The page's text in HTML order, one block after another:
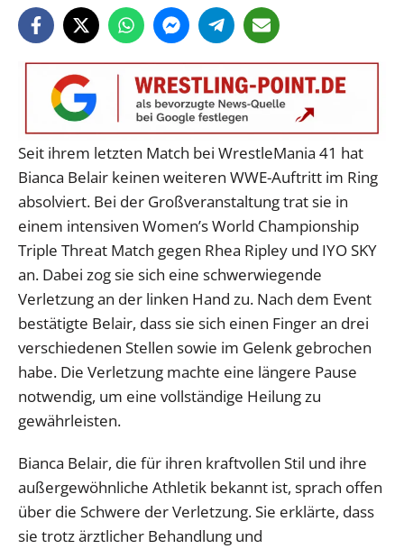
Seit ihrem letzten Match bei WrestleMania 41 hat
Bianca Belair keinen weiteren WWE-Auftritt im Ring
absolviert. Bei der Großveranstaltung trat sie in
einem intensiven Women’s World Championship
Triple Threat Match gegen Rhea Ripley und IYO SKY
an. Dabei zog sie sich eine schwerwiegende
Verletzung an der linken Hand zu. Nach dem Event
bestätigte Belair, dass sie sich einen Finger an drei
verschiedenen Stellen sowie im Gelenk gebrochen
habe. Die Verletzung machte eine längere Pause
notwendig, um eine vollständige Heilung zu
gewährleisten.
Bianca Belair, die für ihren kraftvollen Stil und ihre
außergewöhnliche Athletik bekannt ist, sprach offen
über die Schwere der Verletzung. Sie erklärte, dass
sie trotz ärztlicher Behandlung und